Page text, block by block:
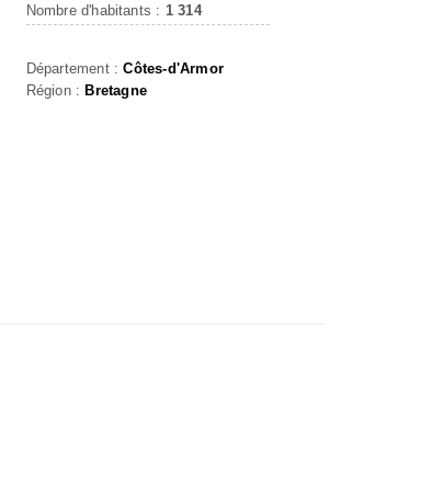
Nombre d'habitants : 1 314
Département :Côtes-d'Armor
Région : Bretagne